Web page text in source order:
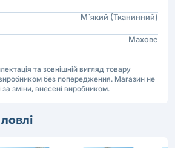
М`який (Тканинний)
Махове
та зовнішній вигляд товару
без попередження. Магазин не
за зміни, внесені виробником.